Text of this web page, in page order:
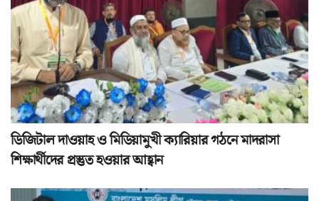
ডিজিটাল দাওয়াহ ও মিডিয়ামুখী ক্যারিয়ার গঠনে মাদরাসা
শিক্ষার্থীদের প্রস্তুত হওয়ার আহ্বান